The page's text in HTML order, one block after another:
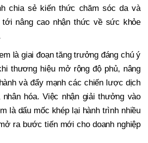
chia sẻ kiến thức chăm sóc da và
nâng cao nhận thức về sức khỏe
là giai đoạn tăng trưởng đáng chú ý
thương hiệu mở rộng độ phủ, nâng
và đẩy mạnh các chiến lược dịch
hóa. Việc nhận giải thưởng vào
là dấu mốc khép lại hành trình nhiều
ra bước tiến mới cho doanh nghiệp